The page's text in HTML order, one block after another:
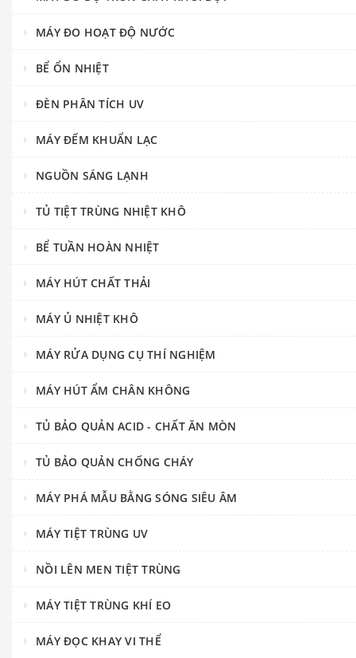
MÁY ĐO HOẠT ĐỘ NƯỚC
BỂ ỔN NHIỆT
ĐÈN PHÂN TÍCH UV
MÁY ĐẾM KHUẨN LẠC
NGUỒN SÁNG LẠNH
TỦ TIỆT TRÙNG NHIỆT KHÔ
BỂ TUẦN HOÀN NHIỆT
MÁY HÚT CHẤT THẢI
MÁY Ủ NHIỆT KHÔ
MÁY RỬA DỤNG CỤ THÍ NGHIỆM
MÁY HÚT ẨM CHÂN KHÔNG
TỦ BẢO QUẢN ACID - CHẤT ĂN MÒN
TỦ BẢO QUẢN CHỐNG CHÁY
MÁY PHÁ MẪU BẰNG SÓNG SIÊU ÂM
MÁY TIỆT TRÙNG UV
NỒI LÊN MEN TIỆT TRÙNG
MÁY TIỆT TRÙNG KHÍ EO
MÁY ĐỌC KHAY VI THỂ